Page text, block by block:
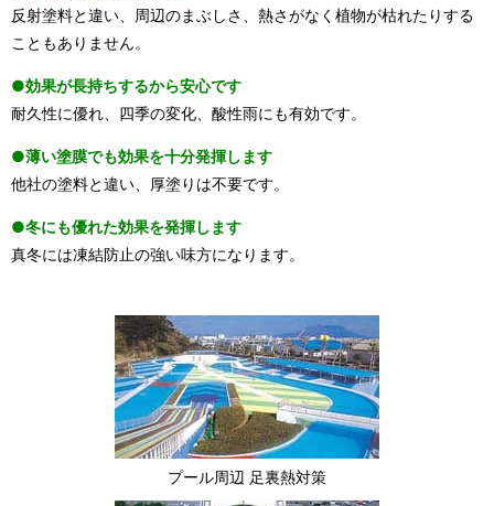
反射塗料と違い、周辺のまぶしさ、熱さがなく植物が枯れたりする
こともありません。
●効果が長持ちするから安心です
耐久性に優れ、四季の変化、酸性雨にも有効です。
●薄い塗膜でも効果を十分発揮します
他社の塗料と違い、厚塗りは不要です。
●冬にも優れた効果を発揮します
真冬には凍結防止の強い味方になります。
プール周辺 足裏熱対策